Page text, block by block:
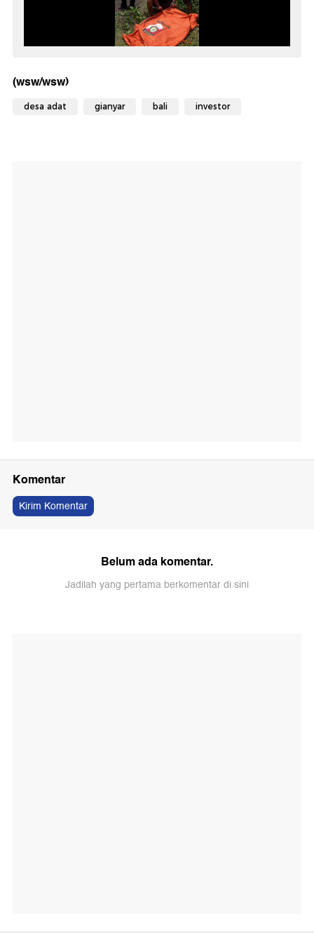
(wsw/wsw)
desa adat gianyar bali investor
Komentar
Kirim Komentar
Belum ada komentar.
Jadilah yang pertama berkomentar di sini